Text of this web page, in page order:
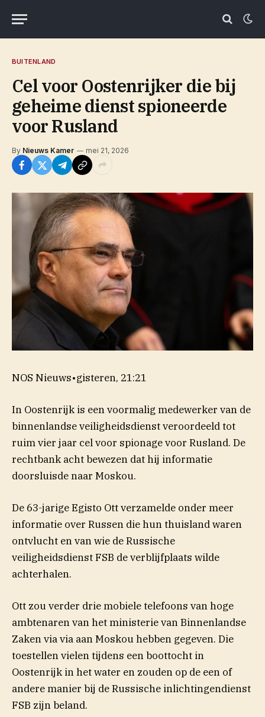
BUITENLAND
Cel voor Oostenrijker die bij
geheime dienst spioneerde
voor Rusland
By Nieuws Kamer mei 21, 2026
NOS Nieuws•gisteren, 21:21
In Oostenrijk is een voormalig medewerker van de
binnenlandse veiligheidsdienst veroordeeld tot
ruim vier jaar cel voor spionage voor Rusland. De
rechtbank acht bewezen dat hij informatie
doorsluisde naar Moskou.
De 63-jarige Egisto Ott verzamelde onder meer
informatie over Russen die hun thuisland waren
ontvlucht en van wie de Russische
veiligheidsdienst FSB de verblijfplaats wilde
achterhalen.
Ott zou verder drie mobiele telefoons van hoge
ambtenaren van het ministerie van Binnenlandse
Zaken via via aan Moskou hebben gegeven. Die
toestellen vielen tijdens een boottocht in
Oostenrijk in het water en zouden op de een of
andere manier bij de Russische inlichtingendienst
FSB zijn beland.